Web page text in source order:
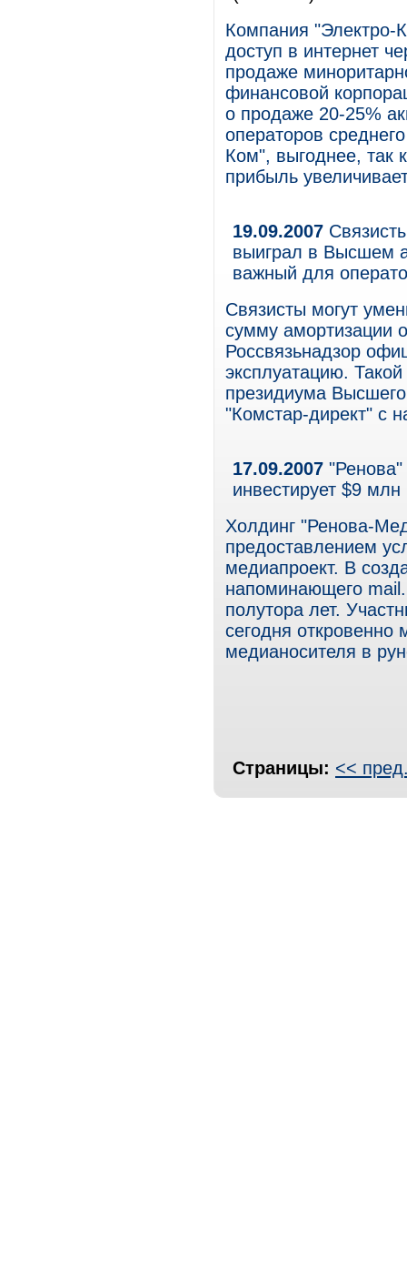
Компания
доступ в интернет
продаже
финансовой
о продаже 20-25%
операторов
Ком", выгоднее, так
прибыль
19.09.2007
выиграл в Высшем
важный для
Связисты могут
сумму амортизации
Россвязьнадзор
эксплуатацию.
президиума
"Комстар-директ" с
17.09.2007
инвестирует $9
Холдинг "Ренова-
предоставлением
медиапроект. В
напоминающего
полутора лет.
сегодня откровенно
медианосителя в
Страницы: <<